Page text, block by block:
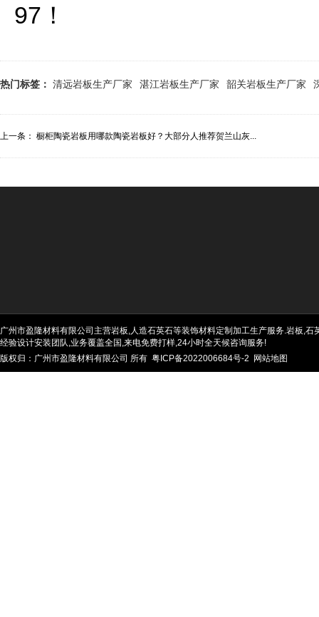
97！
热门标签： 清远岩板生产厂家 湛江岩板生产厂家 韶关岩板生产厂家
上一条： 橱柜陶瓷岩板用哪款陶瓷岩板好？大部分人推荐贺兰山灰...
广州市盈隆材料有限公司主营岩板,人造石英石等装饰材料定制加工生产服务.岩板,
经验设计安装团队,业务覆盖全国,来电免费打样,24小时全天候咨询服务!
版权归：广州市盈隆材料有限公司 所有 粤ICP备2022006684号-2 网站地图